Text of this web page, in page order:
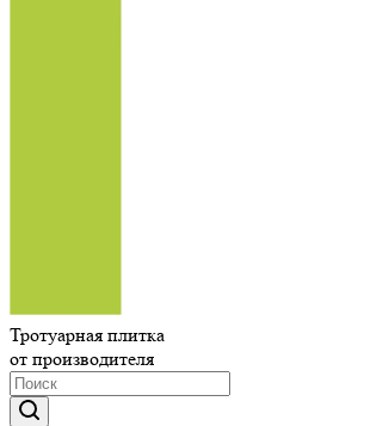
Тротуарная плитка
от производителя